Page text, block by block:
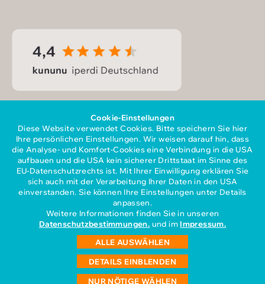
Cookie-Einstellungen
Diese Website verwendet Cookies. Bitte speichern Sie hier
Ihre persönlichen Einstellungen. Wir weisen darauf hin, dass
die Analyse- und Komfort-Cookies eine Verbindung in die USA
aufbauen und die USA kein sicherer Drittstaat im Sinne des
EU-Datenschutzrechts ist. Mit Ihrer Einwilligung erklären Sie
sich auch mit der Verarbeitung Ihrer Daten in den USA
einverstanden. Sie können Ihre Einstellungen unter Details
anpassen.
Weitere Informationen finden Sie in unseren
Datenschutzbestimmungen. und im Impressum.
ALLE AUSWÄHLEN
DETAILS EINBLENDEN
NUR NÖTIGE WÄHLEN
Mitglied im Gesamtverband
der Personaldienstleister e.V.
TOP-Personaldienstleistern